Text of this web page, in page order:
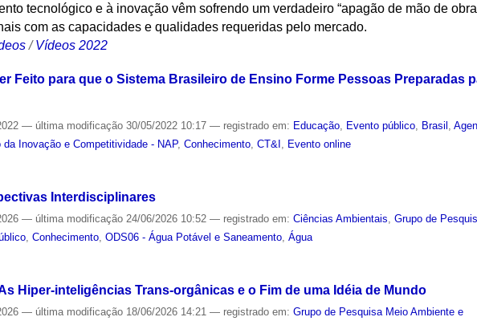
tecnológico e à inovação vêm sofrendo um verdadeiro “apagão de mão de
com as capacidades e qualidades requeridas pelo mercado.
/Vídeos 2022
Feito para que o Sistema Brasileiro de Ensino Forme Pessoas Preparadas
— última modificação 30/05/2022 10:17— registrado em: Educação, Evento público, Brasil ,
Inovação e Competitividade - NAP,Conhecimento,CT&I , Evento online
Interdisciplinares
— última modificação 24/06/2026 10:52— registrado em:Ciências Ambientais,Grupo de
,Conhecimento,ODS06 - Água Potável e Saneamento,Água
Hiper-inteligências Trans-orgânicas e o Fim de uma Idéia de Mundo
— última modificação 18/06/2026 14:21— registrado em:Grupo de Pesquisa Meio Ambiente e